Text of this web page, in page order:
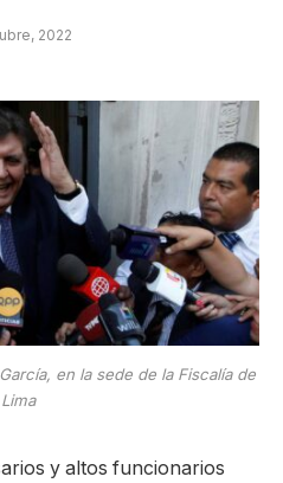
2022
en la sede de la Fiscalía de
Lima
y altos funcionarios